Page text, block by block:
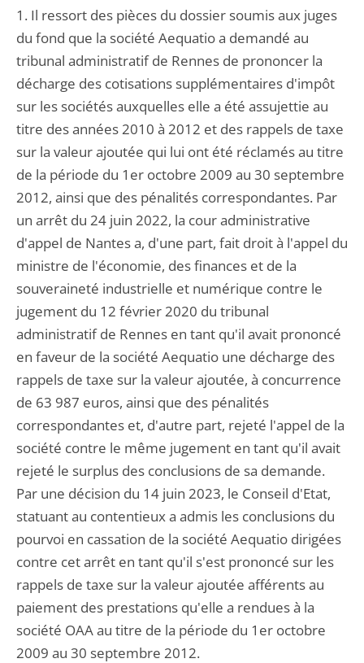
1. Il ressort des pièces du dossier soumis aux juges
du fond que la société Aequatio a demandé au
tribunal administratif de Rennes de prononcer la
décharge des cotisations supplémentaires d'impôt
sur les sociétés auxquelles elle a été assujettie au
titre des années 2010 à 2012 et des rappels de taxe
sur la valeur ajoutée qui lui ont été réclamés au titre
de la période du 1er octobre 2009 au 30 septembre
2012, ainsi que des pénalités correspondantes. Par
un arrêt du 24 juin 2022, la cour administrative
d'appel de Nantes a, d'une part, fait droit à l'appel du
ministre de l'économie, des finances et de la
souveraineté industrielle et numérique contre le
jugement du 12 février 2020 du tribunal
administratif de Rennes en tant qu'il avait prononcé
en faveur de la société Aequatio une décharge des
rappels de taxe sur la valeur ajoutée, à concurrence
de 63 987 euros, ainsi que des pénalités
correspondantes et, d'autre part, rejeté l'appel de la
société contre le même jugement en tant qu'il avait
rejeté le surplus des conclusions de sa demande.
Par une décision du 14 juin 2023, le Conseil d'Etat,
statuant au contentieux a admis les conclusions du
pourvoi en cassation de la société Aequatio dirigées
contre cet arrêt en tant qu'il s'est prononcé sur les
rappels de taxe sur la valeur ajoutée afférents au
paiement des prestations qu'elle a rendues à la
société OAA au titre de la période du 1er octobre
2009 au 30 septembre 2012.